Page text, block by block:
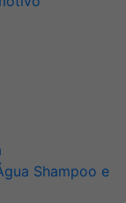
Shampoo e